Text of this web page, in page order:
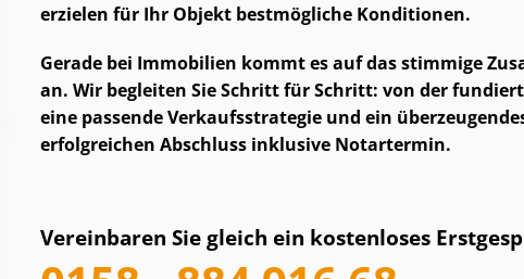
erzielen für Ihr Objekt bestmögliche Konditionen.
Gerade bei Immobilien kommt es auf das stimmige
an. Wir begleiten Sie Schritt für Schritt: von der
eine passende Ver­kaufs­stra­te­gie und ein
erfolgreichen Abschluss inklusive Notartermin.
Vereinbaren Sie gleich ein kostenloses